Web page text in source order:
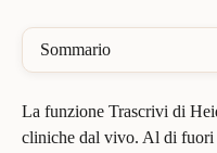
Sommario
La funzione Trascrivi di
cliniche dal vivo. Al di fuori